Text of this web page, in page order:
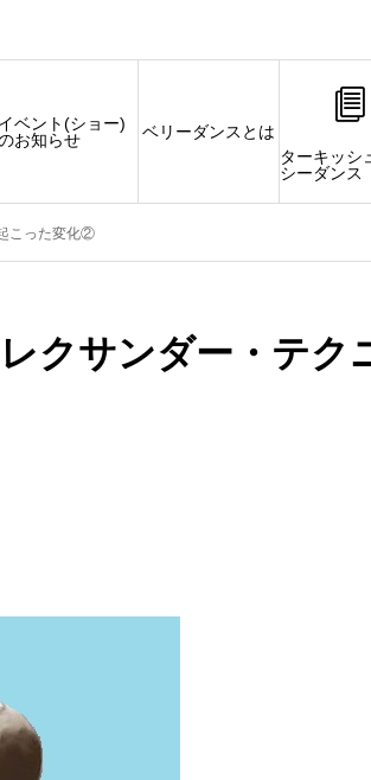
イベント(ショー)
お知らせ
ベリーダンスとは
ターキッシ
シーダンス
こった変化②
クサンダー・テク